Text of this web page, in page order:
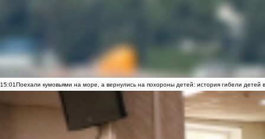
15:01Поехали кумовьями на море, а вернулись на похороны детей: история гибели детей